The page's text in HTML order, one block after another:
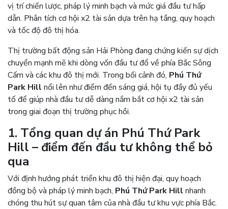
vị trí chiến lược, pháp lý minh bạch và mức giá đầu tư hấp
dẫn. Phân tích cơ hội x2 tài sản dựa trên hạ tầng, quy hoạch
và tốc độ đô thị hóa.
Thị trường bất động sản Hải Phòng đang chứng kiến sự dịch
chuyển mạnh mẽ khi dòng vốn đầu tư đổ về phía Bắc Sông
Cấm và các khu đô thị mới. Trong bối cảnh đó, Phú Thứ
Park Hill nổi lên như điểm đến sáng giá, hội tụ đầy đủ yếu
tố để giúp nhà đầu tư dễ dàng nắm bắt cơ hội x2 tài sản
trong giai đoạn thị trường phục hồi.
1. Tổng quan dự án Phú Thứ Park
Hill – điểm đến đầu tư không thể bỏ
qua
Với định hướng phát triển khu đô thị hiện đại, quy hoạch
đồng bộ và pháp lý minh bạch, Phú Thứ Park Hill nhanh
chóng thu hút sự quan tâm của nhà đầu tư khu vực phía Bắc.